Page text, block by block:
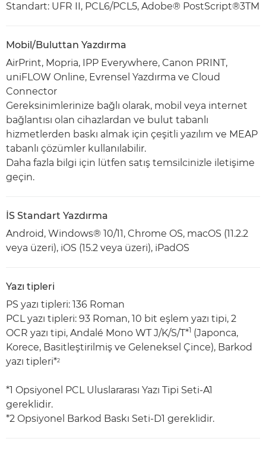
Standart: UFR II, PCL6/PCL5, Adobe® PostScript®3TM
Mobil/Buluttan Yazdırma
AirPrint, Mopria, IPP Everywhere, Canon PRINT,
uniFLOW Online, Evrensel Yazdırma ve Cloud
Connector
Gereksinimlerinize bağlı olarak, mobil veya internet
bağlantısı olan cihazlardan ve bulut tabanlı
hizmetlerden baskı almak için çeşitli yazılım ve MEAP
tabanlı çözümler kullanılabilir.
Daha fazla bilgi için lütfen satış temsilcinizle iletişime
geçin.
İS Standart Yazdırma
Android, Windows® 10/11, Chrome OS, macOS (11.2.2
veya üzeri), iOS (15.2 veya üzeri), iPadOS
Yazı tipleri
PS yazı tipleri: 136 Roman
PCL yazı tipleri: 93 Roman, 10 bit eşlem yazı tipi, 2
OCR yazı tipi, Andalé Mono WT J/K/S/T*1 (Japonca,
Korece, Basitleştirilmiş ve Geleneksel Çince), Barkod
yazı tipleri*2
*1 Opsiyonel PCL Uluslararası Yazı Tipi Seti-A1
gereklidir.
*2 Opsiyonel Barkod Baskı Seti-D1 gereklidir.